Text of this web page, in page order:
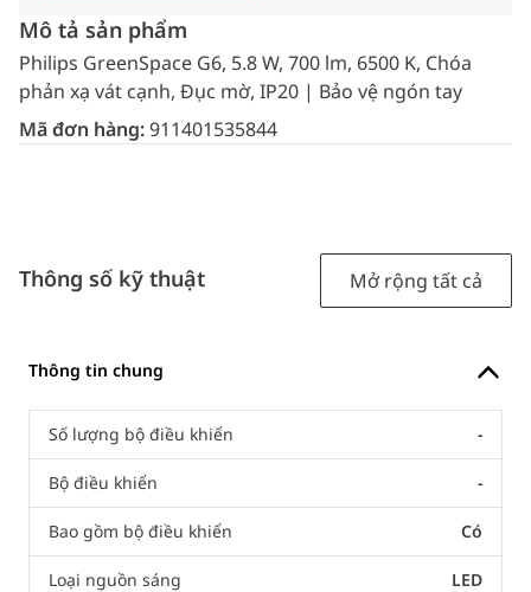
Mô tả sản phẩm
Philips GreenSpace G6, 5.8 W, 700 lm, 6500 K, Chóa
phản xạ vát cạnh, Đục mờ, IP20 | Bảo vệ ngón tay
Mã đơn hàng:911401535844
Thông số kỹ thuật Mở rộng tất cả
Thông tin chung
Số lượng bộ điều khiển -
Bộ điều khiển -
Bao gồm bộ điều khiển Có
Loại nguồn sáng LED